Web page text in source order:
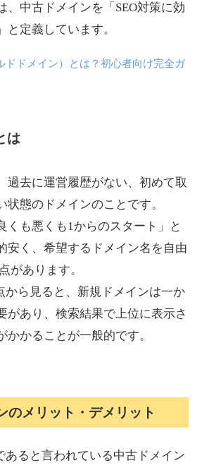
詳細を見る
詳細を見る
数
数653 ドメイン年齢 1年
数629 ドメイン年齢1年
、中古ドメインを「SEO対策に効
定義しています。
ドドメイン）とは？初心者向け完全ガ
は
過去に運営履歴がない、初めて取
状態のドメインのことです。
くも悪くも1からのスタート」と
安く、希望するドメイン名を自由
があります。
から見ると、新規ドメインは一か
があり、検索結果で上位に表示さ
かかることが一般的です。
のメリット・デメリット
あると言われている中古ドメイン